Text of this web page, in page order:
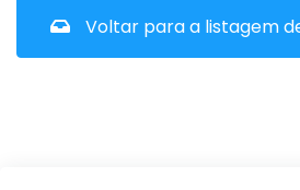
Voltar para a listagem